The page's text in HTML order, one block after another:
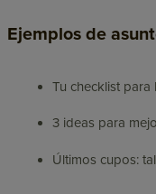
Ejemplos de
Tu checklist para
3 ideas para
Últimos cupos: